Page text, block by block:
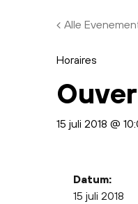
Alle
Horaires
15 juli 2018 @
Datum:
15 juli 2018